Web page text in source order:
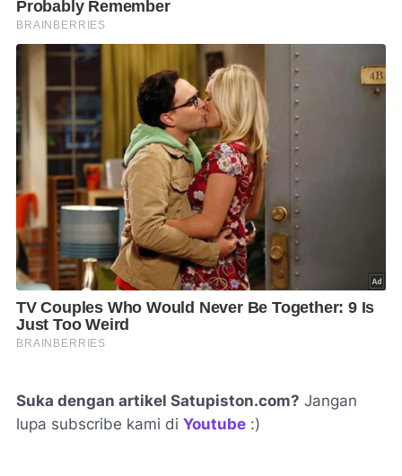
Suka dengan artikel Satupiston.com? Jangan
lupa subscribe kami di Youtube :)